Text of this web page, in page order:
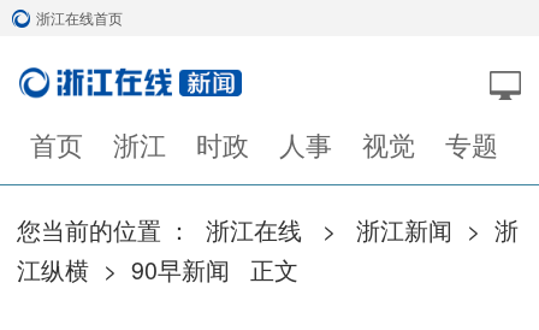
浙江在线首页
首页 浙江 时政 人事 视觉 专题
您当前的位置 ： 浙江在线 > 浙江新闻 > 浙
江纵横 > 90早新闻 正文